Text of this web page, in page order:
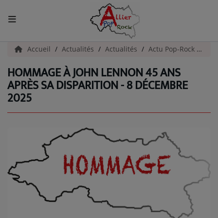
ACCUEIL
Actualités
INFOS - ALLIER
INFOS POP ROCK
La Radio
EMISSIONS
Accueil Actualités Actualités Actu Pop-Rock
HOMMAGE À JOHN LENNON 45 ANS
APRÈS SA DISPARITION - 8 DÉCEMBRE
2025